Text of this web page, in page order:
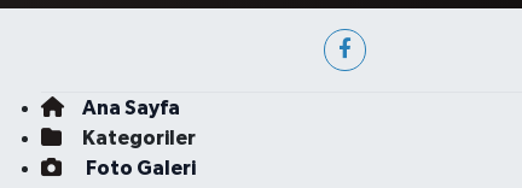
Ana Sayfa
Kategoriler
Foto Galeri